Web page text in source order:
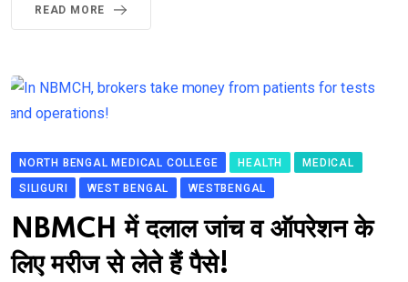
READ MORE
NORTH BENGAL MEDICAL COLLEGE HEALTH
MEDICAL
SILIGURI
WEST BENGAL WESTBENGAL
NBMCH में दलाल जांच व ऑपरेशन के
लिए मरीज से लेते हैं पैसे!